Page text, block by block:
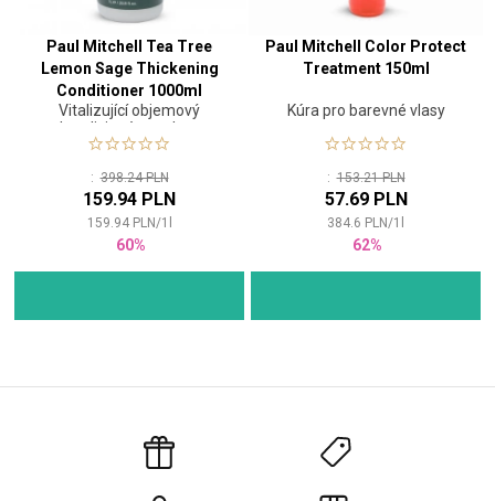
Paul Mitchell Tea Tree
Lemon Sage Thickening
Conditioner 1000ml
Vitalizující objemový
kondicionér na vlasy
:398.24 PLN
159.94 PLN
159.94 PLN/1
60%
Paul Mitchell Color Protect
Treatment 150ml
Kúra pro barevné vlasy
:153.21 PLN
57.69 PLN
384.6 PLN/1
62%